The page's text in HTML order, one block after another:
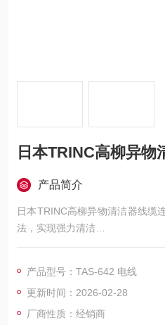
日本TRINC高柳异物
产品简介
日本TRINC高柳异物清洁器线缆
法，实现强力清洁
结合了气旋和龙卷风的强力旋转
产品型号：TAS-642 电线
更新时间：2026-02-28
厂商性质：经销商